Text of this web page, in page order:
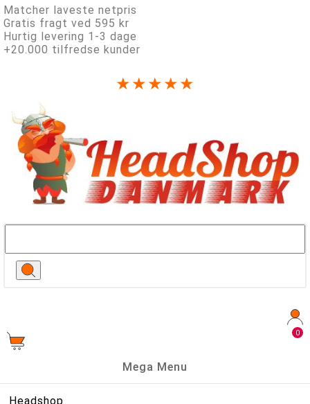
Matcher laveste netpris
Gratis fragt ved 595 kr
Hurtig levering 1-3 dage
+20.000 tilfredse kunder
★★★★★
0
Mega Menu
Headshop